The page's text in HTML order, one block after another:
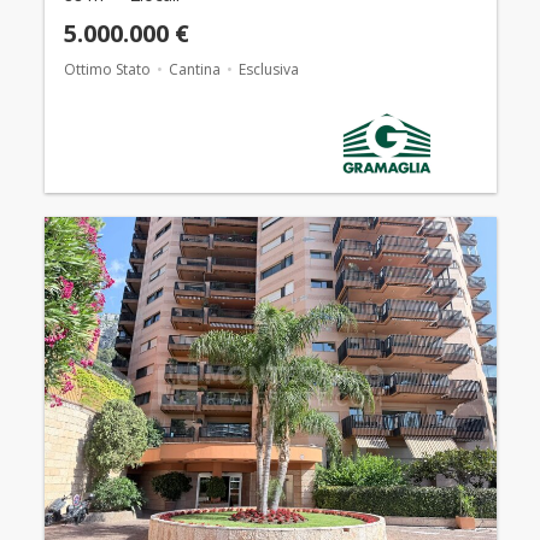
5.000.000 €
Ottimo Stato Cantina Esclusiva